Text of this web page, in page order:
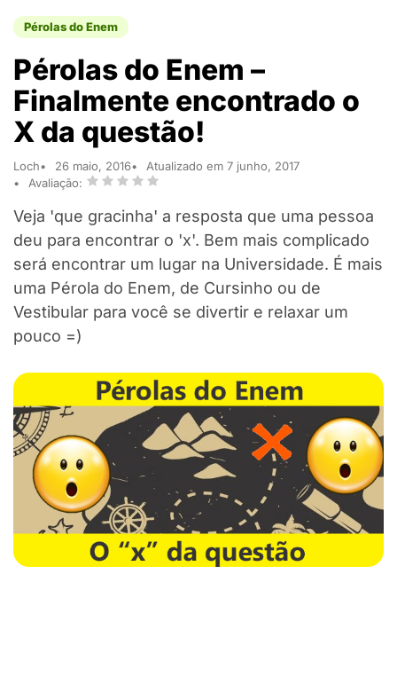
Pérolas do Enem
Pérolas do Enem –
Finalmente encontrado o
X da questão!
Loch 26 maio, 2016
Atualizado em 7 junho, 2017
Avaliação:
Veja 'que gracinha' a resposta que uma pessoa
deu para encontrar o 'x'. Bem mais complicado
será encontrar um lugar na Universidade. É mais
uma Pérola do Enem, de Cursinho ou de
Vestibular para você se divertir e relaxar um
pouco =)